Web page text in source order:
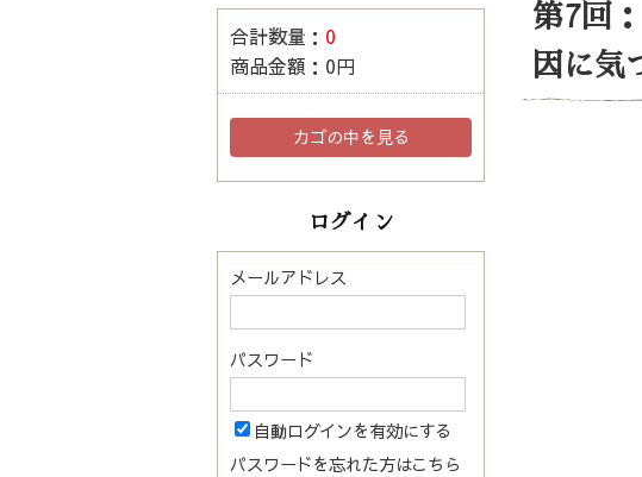
合計数量： 0
商品金額： 0円
カゴの中を見る
ログイン
メールアドレス
パスワード
自動ログインを有効にする
パスワードを忘れた方はこちら
第7回
因に気